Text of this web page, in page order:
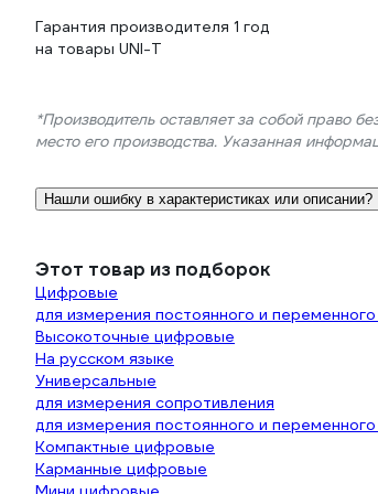
Гарантия производителя 1 год
на товары UNI-T
*Производитель оставляет за собой право
место его производства. Указанная
Нашли ошибку в характеристиках или описании?
Этот товар из подборок
Цифровые
для измерения постоянного и
Высокоточные цифровые
На русском языке
Универсальные
для измерения сопротивления
для измерения постоянного и
Компактные цифровые
Карманные цифровые